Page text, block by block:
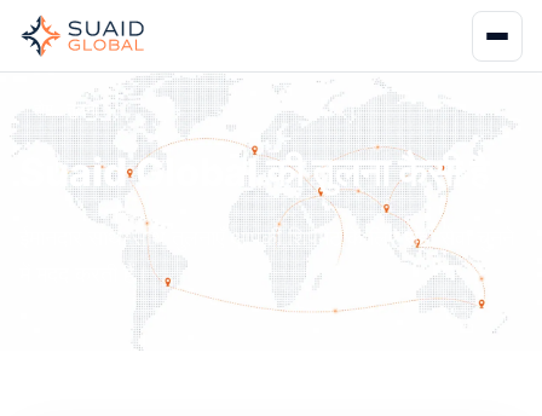
तुलना
Suaid Global की तुलना कैसी है
ईमानदार साथ-साथ तुलनाएँ आपकी शिपमेंट के लिए सही सेवा चुनने
में मदद करती हैं।